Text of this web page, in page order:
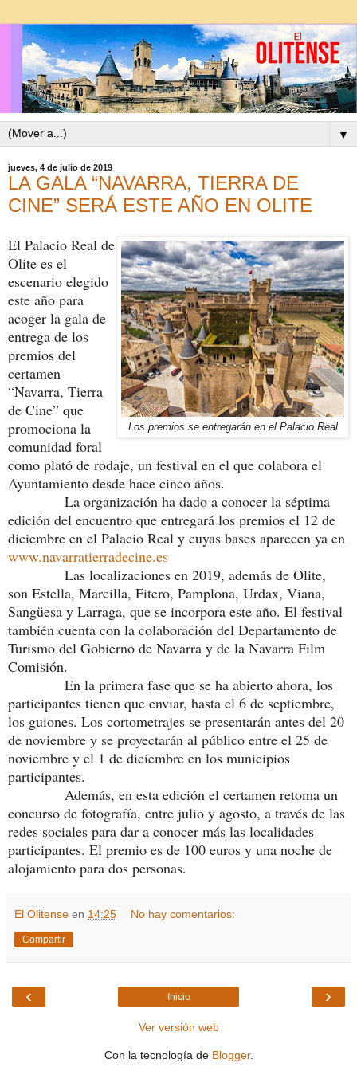
▼
jueves, 4 de julio de 2019
LA GALA “NAVARRA, TIERRA DE
CINE” SERÁ ESTE AÑO EN OLITE
Los premios se entregarán en el Palacio Real
El Palacio Real de
Olite es el
escenario elegido
este año para
acoger la gala de
entrega de los
premios del
certamen
“Navarra, Tierra
de Cine” que
promociona la
comunidad foral
como plató de rodaje, un festival en el que colabora el
Ayuntamiento desde hace cinco años.
La organización ha dado a conocer la séptima
edición del encuentro que entregará los premios el 12 de
diciembre en el Palacio Real y cuyas bases aparecen ya en
www.navarratierradecine.es
Las localizaciones en 2019, además de Olite,
son Estella, Marcilla, Fitero, Pamplona, Urdax, Viana,
Sangüesa y Larraga, que se incorpora este año. El festival
también cuenta con la colaboración del Departamento de
Turismo del Gobierno de Navarra y de la Navarra Film
Comisión.
En la primera fase que se ha abierto ahora, los
participantes tienen que enviar, hasta el 6 de septiembre,
los guiones. Los cortometrajes se presentarán antes del 20
de noviembre y se proyectarán al público entre el 25 de
noviembre y el 1 de diciembre en los municipios
participantes.
Además, en esta edición el certamen retoma un
concurso de fotografía, entre julio y agosto, a través de las
redes sociales para dar a conocer más las localidades
participantes. El premio es de 100 euros y una noche de
alojamiento para dos personas.
El Olitense en 14:25 No hay comentarios:
Compartir
‹ ›
Inicio
Ver versión web
Con la tecnología de Blogger.